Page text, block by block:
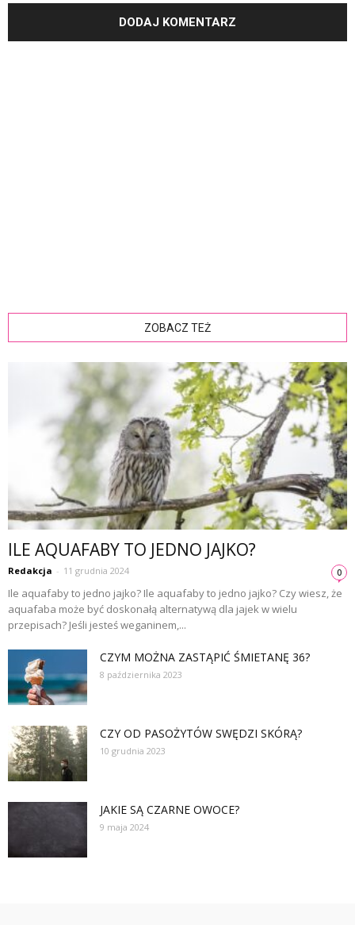
ZOBACZ TEŻ
ILE AQUAFABY TO JEDNO JAJKO?
Redakcja - 11 grudnia 2024 0
Ile aquafaby to jedno jajko? Ile aquafaby to jedno jajko? Czy wiesz, że
aquafaba może być doskonałą alternatywą dla jajek w wielu
przepisach? Jeśli jesteś weganinem,...
CZYM MOŻNA ZASTĄPIĆ ŚMIETANĘ 36?
8 października 2023
CZY OD PASOŻYTÓW SWĘDZI SKÓRĄ?
10 grudnia 2023
JAKIE SĄ CZARNE OWOCE?
9 maja 2024